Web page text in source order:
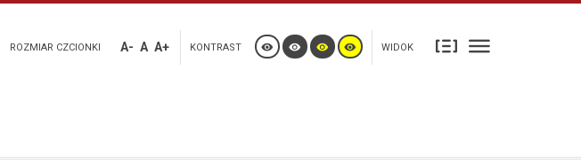
ROZMIAR CZCIONKI A- A A+ KONTRAST WIDOK